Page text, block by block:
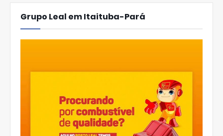
Grupo Leal em Itaituba-Pará